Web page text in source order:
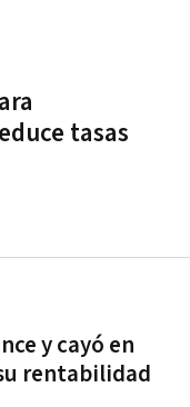
tasas
y cayó en
rentabilidad